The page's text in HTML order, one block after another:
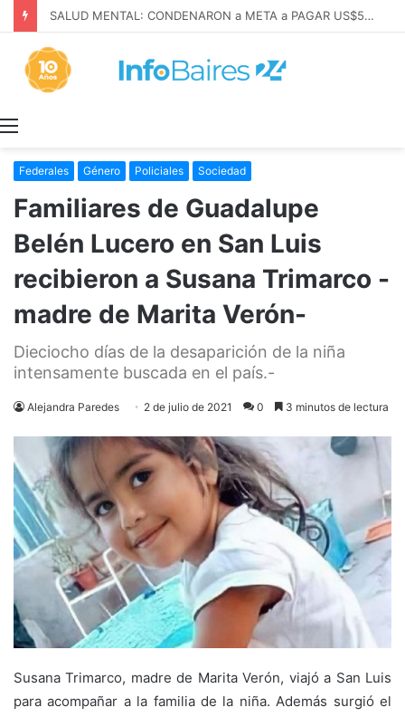
SALUD MENTAL: CONDENARON a META a PAGAR US$567 MILLONES
Federales Género Policiales Sociedad
Familiares de Guadalupe
Belén Lucero en San Luis
recibieron a Susana Trimarco -
madre de Marita Verón-
Dieciocho días de la desaparición de la niña
intensamente buscada en el país.-
Alejandra Paredes 2 de julio de 2021 0 3 minutos de lectura
Susana Trimarco, madre de Marita Verón, viajó a San Luis
para acompañar a la familia de la niña. Además surgió el